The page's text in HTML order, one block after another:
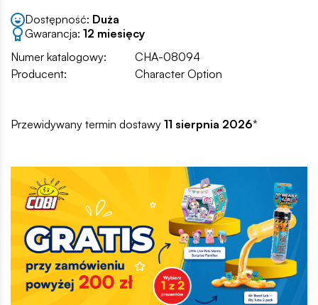
Dostępność: Duża
Gwarancja: 12 miesięcy
Numer katalogowy:
CHA-08094
Producent:
Character Option
Przewidywany termin dostawy 11 sierpnia 2026*